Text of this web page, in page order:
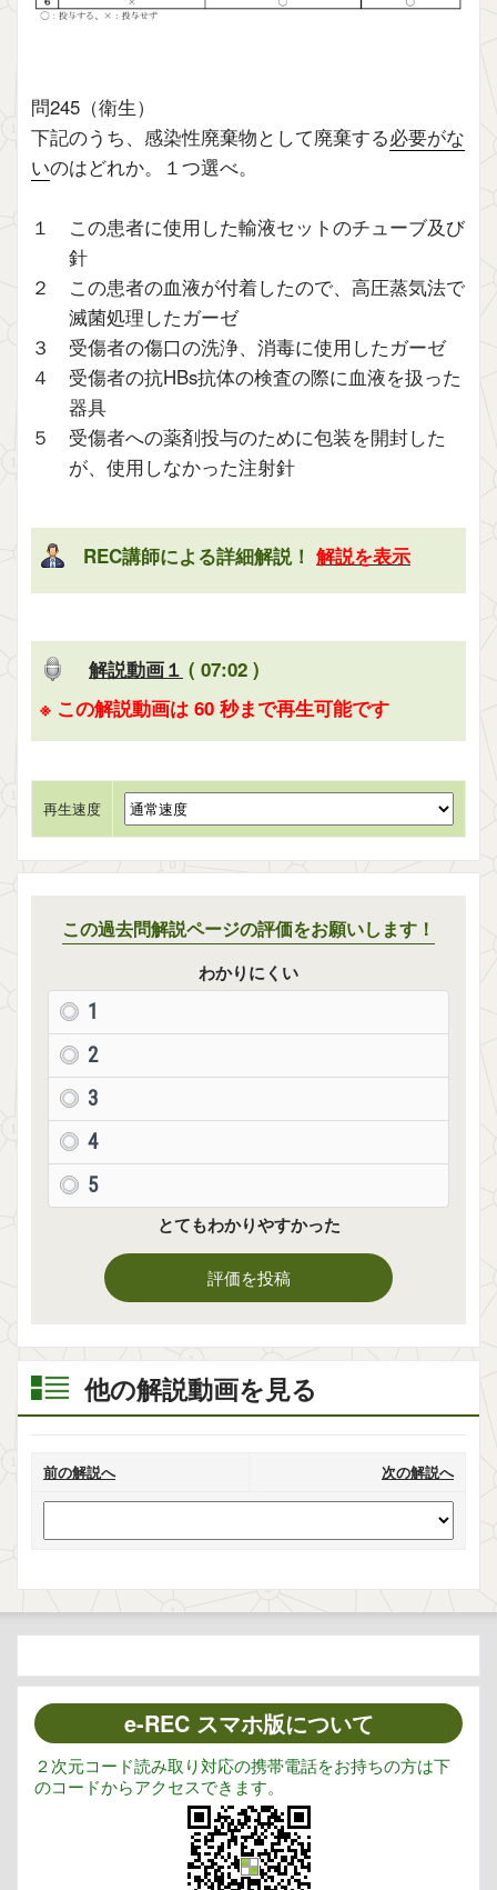
問245（衛生）
下記のうち、感染性廃棄物として廃棄する必要がな
いのはどれか。１つ選べ。
１ この患者に使用した輸液セットのチューブ及び
針
２ この患者の血液が付着したので、高圧蒸気法で
滅菌処理したガーゼ
３ 受傷者の傷口の洗浄、消毒に使用したガーゼ
４ 受傷者の抗HBs抗体の検査の際に血液を扱った
器具
５ 受傷者への薬剤投与のために包装を開封した
が、使用しなかった注射針
REC講師による詳細解説！ 解説を表示
解説動画１ ( 07:02 )
※ この解説動画は 60 秒まで再生可能です
再生速度
この過去問解説ページの評価をお願いします！
わかりにくい
1
2
3
4
5
とてもわかりやすかった
評価を投稿
他の解説動画を見る
前の解説へ 次の解説へ
e-REC スマホ版について
２次元コード読み取り対応の携帯電話をお持ちの方は下
のコードからアクセスできます。